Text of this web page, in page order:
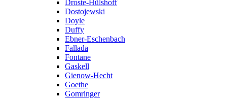
Droste-Hülshoff
Dostojewski
Doyle
Duffy
Ebner-Eschenbach
Fallada
Fontane
Gaskell
Gienow-Hecht
Goethe
Gomringer